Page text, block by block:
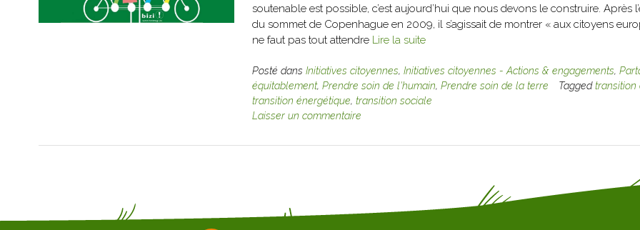
soutenable est possible, c’est aujourd’hui que nous devons le construire. Après
du sommet de Copenhague en 2009, il s’agissait de montrer « aux citoyens
ne faut pas tout attendre Lire la suite
Posté dans Initiatives citoyennes, Initiatives citoyennes - Actions & engagements,
équitablement, Prendre soin de l'humain, Prendre soin de la terre Taggedtransition
transition énergétique, transition sociale
Laisser un commentaire